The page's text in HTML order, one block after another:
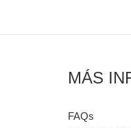
MÁS
FAQs